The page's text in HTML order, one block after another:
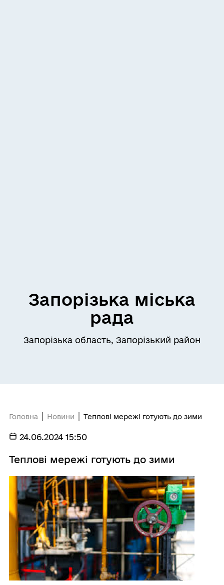
Запорізька міська
рада
Запорізька область, Запорізький район
Головна Новини Теплові мережі готують до зими
24.06.2024 15:50
Теплові мережі готують до зими